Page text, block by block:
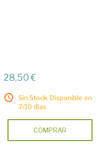
28,50 €
Sin Stock. Disponible en
7/10 días.
COMPRAR